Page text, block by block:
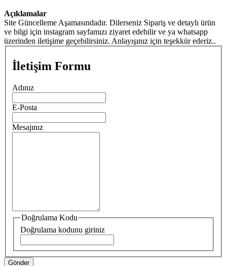
Açıklamalar
Site Güncelleme Aşamasındadır. Dilerseniz Sipariş ve detaylı ürün
ve bilgi için instagram sayfamızı ziyaret edebilir ve ya whatsapp
üzerinden iletişime geçebilirsiniz. Anlayışınız için teşekkür ederiz..
İletişim Formu
Adınız
E-Posta
Mesajınız
Doğrulama Kodu
Doğrulama kodunu giriniz